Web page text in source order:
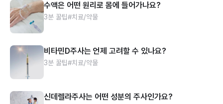
수액은 어떤 원리로 몸에 들어가나요?
3분 꿀팁#치료/약물
비타민D주사는 언제 고려할 수 있나요?
3분 꿀팁#치료/약물
신데렐라주사는 어떤 성분의 주사인가요?